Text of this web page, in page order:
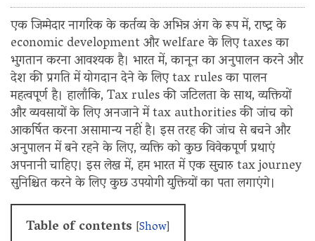
एक जिम्मेदार नागरिक के कर्तव्य के अभिन्न अंग के रूप में, राष्ट्र के
economic development और welfare के लिए taxes का
भुगतान करना आवश्यक है। भारत में, कानून का अनुपालन करने और
देश की प्रगति में योगदान देने के लिए tax rules का पालन
महत्वपूर्ण है। हालाँकि, Tax rules की जटिलता के साथ, व्यक्तियों
और व्यवसायों के लिए अनजाने में tax authorities की जांच को
आकर्षित करना असामान्य नहीं है। इस तरह की जांच से बचने और
अनुपालन में बने रहने के लिए, व्यक्ति को कुछ विवेकपूर्ण प्रथाएं
अपनानी चाहिए। इस लेख में, हम भारत में एक सुचारु tax journey
सुनिश्चित करने के लिए कुछ उपयोगी युक्तियों का पता लगाएंगे।
Table of contents [Show]